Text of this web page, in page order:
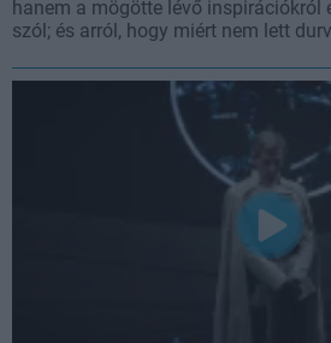
hanem a mögötte lévő inspirációkról
szól; és arról, hogy miért nem lett